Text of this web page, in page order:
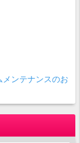
ンテナンスのお